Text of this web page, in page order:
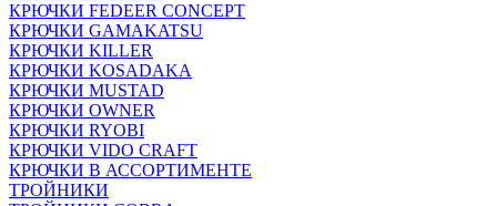
КРЮЧКИ FEDEER CONCEPT
КРЮЧКИ GAMAKATSU
КРЮЧКИ KILLER
КРЮЧКИ KOSADAKA
КРЮЧКИ MUSTAD
КРЮЧКИ OWNER
КРЮЧКИ RYOBI
КРЮЧКИ VIDO CRAFT
КРЮЧКИ В АССОРТИМЕНТЕ
ТРОЙНИКИ